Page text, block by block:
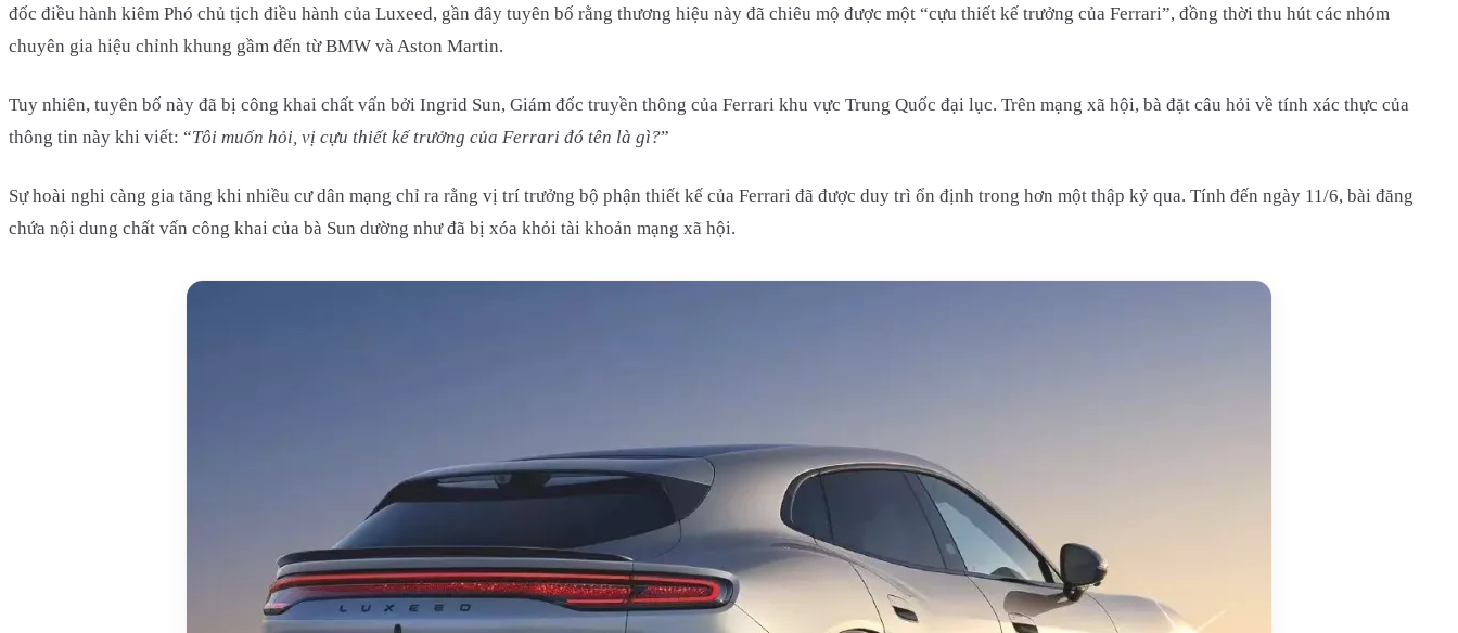
đốc điều hành kiêm Phó chủ tịch điều hành của Luxeed, gần đây tuyên bố rằng thương hiệu này đã chiêu mộ được một “cựu thiết kế trưởng của Ferrari”, đồng thời thu hút các nhóm
chuyên gia hiệu chỉnh khung gầm đến từ BMW và Aston Martin.
Tuy nhiên, tuyên bố này đã bị công khai chất vấn bởi Ingrid Sun, Giám đốc truyền thông của Ferrari khu vực Trung Quốc đại lục. Trên mạng xã hội, bà đặt câu hỏi về tính xác thực của
thông tin này khi viết: “Tôi muốn hỏi, vị cựu thiết kế trưởng của Ferrari đó tên là gì?”
Sự hoài nghi càng gia tăng khi nhiều cư dân mạng chỉ ra rằng vị trí trưởng bộ phận thiết kế của Ferrari đã được duy trì ổn định trong hơn một thập kỷ qua. Tính đến ngày 11/6, bài đăng
chứa nội dung chất vấn công khai của bà Sun dường như đã bị xóa khỏi tài khoản mạng xã hội.